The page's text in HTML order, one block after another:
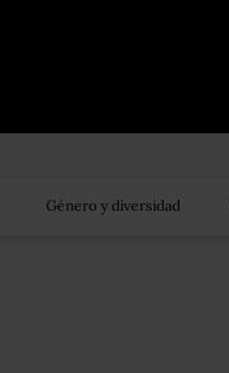
Género y diversidad